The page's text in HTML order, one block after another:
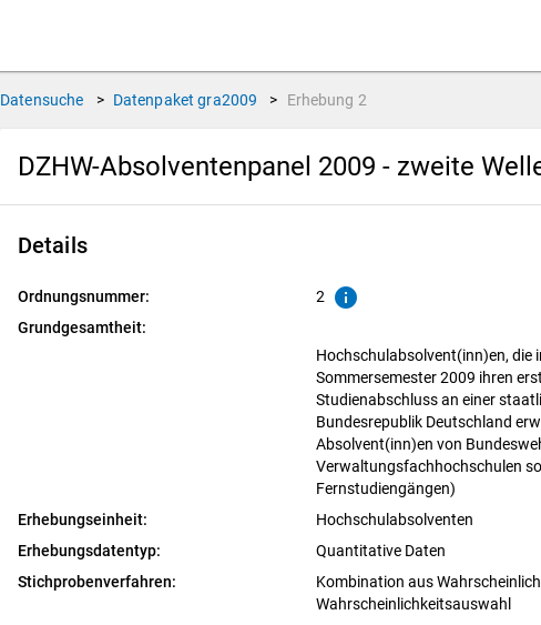
Datensuche > Datenpaket gra2009 > Erhebung 2
DZHW-Absolventenpanel 2009 - zweite
Details
Ordnungsnummer: 2 info
Grundgesamtheit:
Hochschulabsolvent(inn)en, die
Sommersemester 2009 ihren
Studienabschluss an einer
Bundesrepublik Deutschland
Absolvent(inn)en von
Verwaltungsfachhochschulen
Fernstudiengängen)
Erhebungseinheit:
Hochschulabsolventen
Erhebungsdatentyp:
Quantitative Daten
Stichprobenverfahren:
Kombination aus
Wahrscheinlichkeitsauswahl